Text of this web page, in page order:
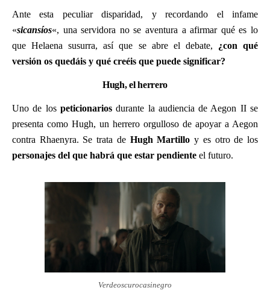
Ante esta peculiar disparidad, y recordando el infame
«sicansíos«, una servidora no se aventura a afirmar qué es lo
que Helaena susurra, así que se abre el debate, ¿con qué
versión os quedáis y qué creéis que puede significar?
Hugh, el herrero
Uno de los peticionariosdurante la audiencia de Aegon II se
presenta como Hugh, un herrero orgulloso de apoyar a Aegon
contra Rhaenyra. Se trata de Hugh Martillo y es otro de los
personajes del que habrá que estar pendiente el futuro.
Verdeoscurocasinegro